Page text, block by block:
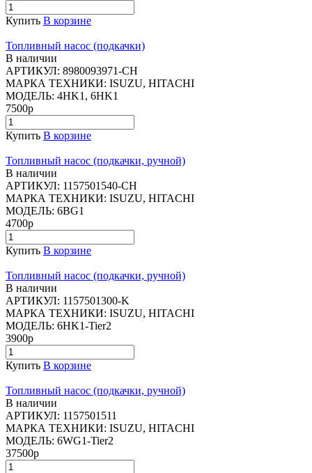
Купить В корзине
Топливный насос (подкачки)
В наличии
АРТИКУЛ: 8980093971-CH
МАРКА ТЕХНИКИ: ISUZU, HITACHI
МОДЕЛЬ: 4HK1, 6HK1
7500р
Купить В корзине
Топливный насос (подкачки, ручной)
В наличии
АРТИКУЛ: 1157501540-CH
МАРКА ТЕХНИКИ: ISUZU, HITACHI
МОДЕЛЬ: 6BG1
4700р
Купить В корзине
Топливный насос (подкачки, ручной)
В наличии
АРТИКУЛ: 1157501300-K
МАРКА ТЕХНИКИ: ISUZU, HITACHI
МОДЕЛЬ: 6HK1-Tier2
3900р
Купить В корзине
Топливный насос (подкачки, ручной)
В наличии
АРТИКУЛ: 1157501511
МАРКА ТЕХНИКИ: ISUZU, HITACHI
МОДЕЛЬ: 6WG1-Tier2
37500р